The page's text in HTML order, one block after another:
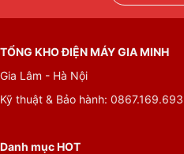
TỔNG KHO ĐIỆN MÁY GIA MINH
Gia Lâm - Hà Nội
Kỹ thuật & Bảo hành: 0867.169.693
Danh mục HOT